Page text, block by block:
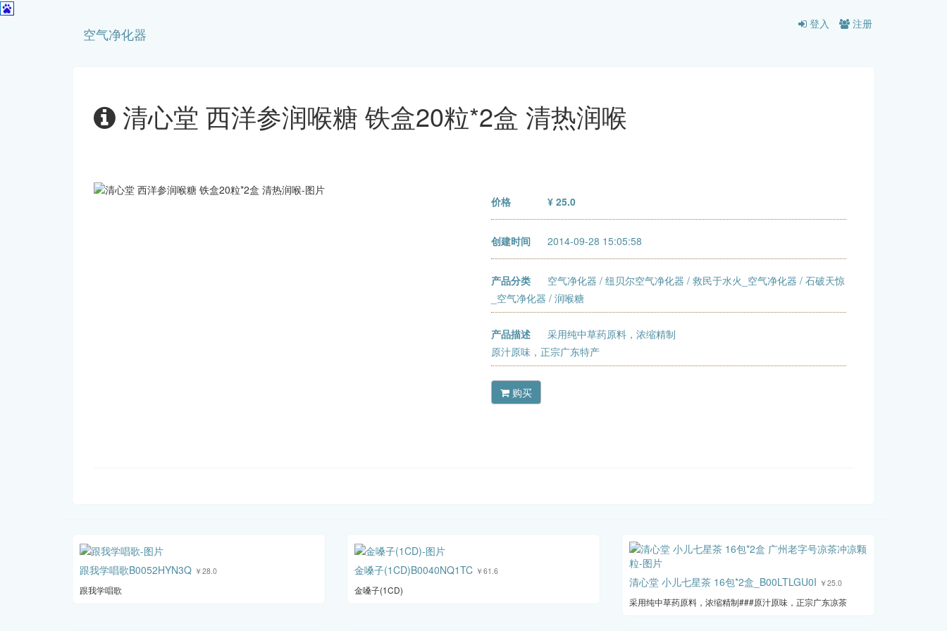
空气净化器
登入 注册
清心堂 西洋参润喉糖 铁盒20粒*2盒 清热润喉
价格 ¥ 25.0
创建时间 2014-09-28 15:05:58
产品分类 空气净化器 / 纽贝尔空气净化器 / 救民于水火_空气净化器 / 石破天惊
_空气净化器 / 润喉糖
产品描述
采用纯中草药原料，浓缩精制
原汁原味，正宗广东特产
购买
跟我学唱歌B0052HYN3Q ￥28.0
跟我学唱歌
金嗓子(1CD)B0040NQ1TC ￥61.6
金嗓子(1CD)
清心堂 小儿七星茶 16包*2盒_B00LTLGU0I ￥25.0
采用纯中草药原料，浓缩精制###原汁原味，正宗广东凉茶